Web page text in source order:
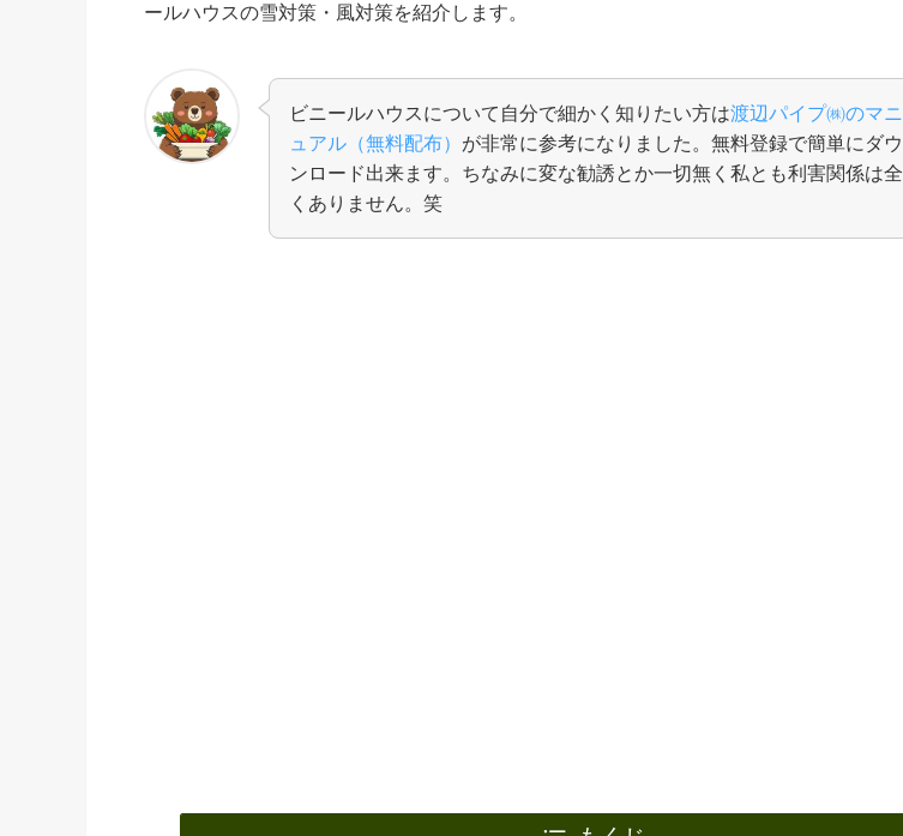
ールハウスの雪対策・風対策を紹介します。
ビニールハウスについて自分で細かく知りたい方は渡辺パイプ㈱のマニ
ュアル（無料配布） が非常に参考になりました。無料登録で簡単にダウ
ンロード出来ます。ちなみに変な勧誘とか一切無く私とも利害関係は全
くありません。笑